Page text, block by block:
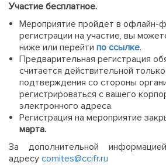
Участие бесплатное.
Мероприятие пройдет в офлайн-
регистрации на участие, вы
ниже или перейти по ссылке.
Предварительная регистрация
считается действительной
подтверждения со стороны
регистрироваться с вашего
электронного адреса.
Регистрация на мероприятие
марта.
За дополнительной
адресу comites@ccifr.ru